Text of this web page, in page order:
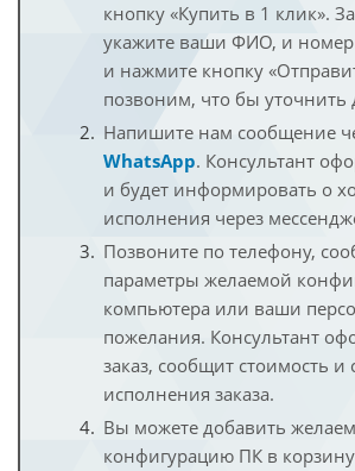
кнопку «Купить в 1 клик».
укажите ваши ФИО, и номер
и нажмите кнопку
позвоним, что бы уточнить
Напишите нам сообщение
WhatsApp. Консультант
и будет информировать о
исполнения через
Позвоните по телефону,
параметры желаемой
компьютера или ваши
пожелания. Консультант
заказ, сообщит стоимость и
исполнения заказа.
Вы можете добавить
конфигурацию ПК в